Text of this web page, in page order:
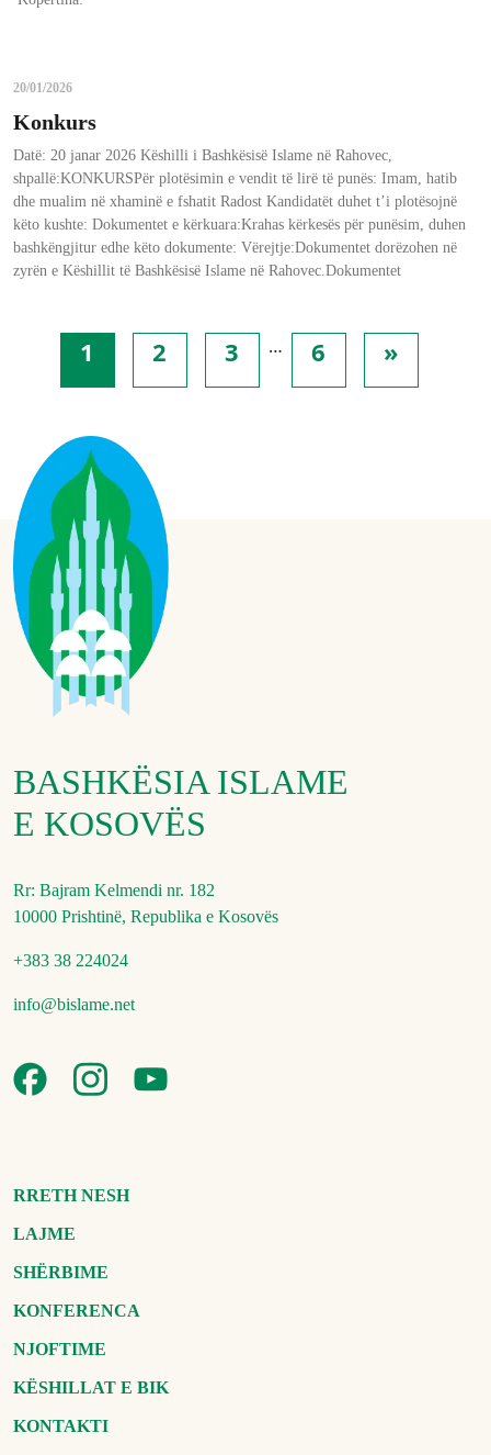
20/01/2026
Konkurs
Datë: 20 janar 2026 Këshilli i Bashkësisë Islame në Rahovec,
shpallë:KONKURSPër plotësimin e vendit të lirë të punës: Imam, hatib
dhe mualim në xhaminë e fshatit Radost Kandidatët duhet t’i plotësojnë
këto kushte: Dokumentet e kërkuara:Krahas kërkesës për punësim, duhen
bashkëngjitur edhe këto dokumente: Vërejtje:Dokumentet dorëzohen në
zyrën e Këshillit të Bashkësisë Islame në Rahovec.Dokumentet
1 2 3 … 6 »
BASHKËSIA ISLAME
E KOSOVËS
Rr: Bajram Kelmendi nr. 182
10000 Prishtinë, Republika e Kosovës
+383 38 224024
info@bislame.net
RRETH NESH
LAJME
SHËRBIME
KONFERENCA
NJOFTIME
KËSHILLAT E BIK
KONTAKTI